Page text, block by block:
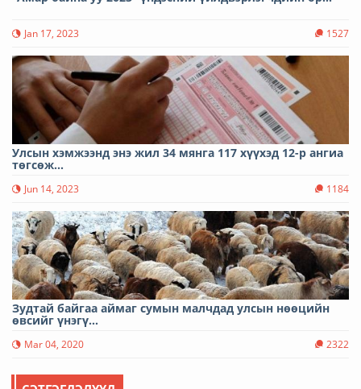
Jan 17, 2023 1527
Улсын хэмжээнд энэ жил 34 мянга 117 хүүхэд 12-р ангиа
төгсөж...
Jun 14, 2023 1184
Зудтай байгаа аймаг сумын малчдад улсын нөөцийн
өвсийг үнэгү...
Mar 04, 2020 2322